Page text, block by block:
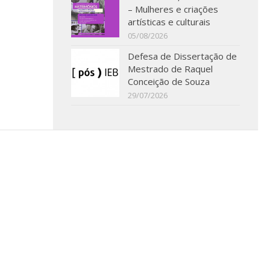
– Mulheres e criações
artísticas e culturais
05/08/2026
Defesa de Dissertação de
Mestrado de Raquel
Conceição de Souza
29/07/2026